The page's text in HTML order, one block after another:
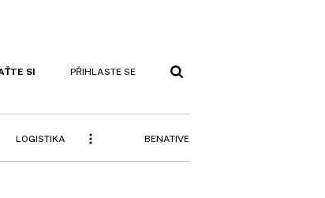
SI PŘIHLASTE SE
LOGISTIKA BENATIVE